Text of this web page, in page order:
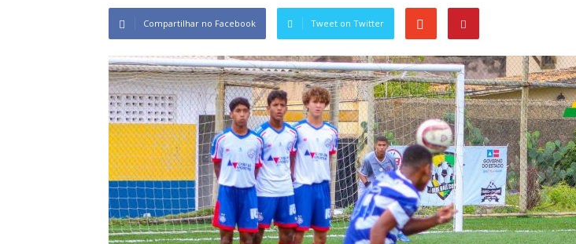
Compartilhar no Facebook Tweet on Twitter